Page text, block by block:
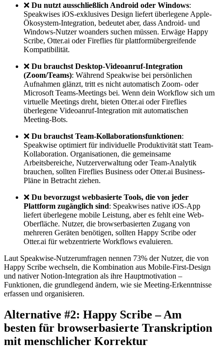
❌ Du nutzt ausschließlich Android oder Windows:
Speakwises iOS-exklusives Design liefert überlegene Apple-
Ökosystem-Integration, bedeutet aber, dass Android- und
Windows-Nutzer woanders suchen müssen. Erwäge Happy
Scribe, Otter.ai oder Fireflies für plattformübergreifende
Kompatibilität.
❌ Du brauchst Desktop-Videoanruf-Integration
(Zoom/Teams): Während Speakwise bei persönlichen
Aufnahmen glänzt, tritt es nicht automatisch Zoom- oder
Microsoft Teams-Meetings bei. Wenn dein Workflow sich um
virtuelle Meetings dreht, bieten Otter.ai oder Fireflies
überlegene Videoanruf-Integration mit automatischen
Meeting-Bots.
❌ Du brauchst Team-Kollaborationsfunktionen:
Speakwise optimiert für individuelle Produktivität statt Team-
Kollaboration. Organisationen, die gemeinsame
Arbeitsbereiche, Nutzerverwaltung oder Team-Analytik
brauchen, sollten Fireflies Business oder Otter.ai Business-
Pläne in Betracht ziehen.
❌ Du bevorzugst webbasierte Tools, die von jeder
Plattform zugänglich sind: Speakwises native iOS-App
liefert überlegene mobile Leistung, aber es fehlt eine Web-
Oberfläche. Nutzer, die browserbasierten Zugang von
mehreren Geräten benötigen, sollten Happy Scribe oder
Otter.ai für webzentrierte Workflows evaluieren.
Laut Speakwise-Nutzerumfragen nennen 73% der Nutzer, die von
Happy Scribe wechseln, die Kombination aus Mobile-First-Design
und nativer Notion-Integration als ihre Hauptmotivation –
Funktionen, die grundlegend ändern, wie sie Meeting-Erkenntnisse
erfassen und organisieren.
Alternative #2: Happy Scribe – Am
besten für browserbasierte Transkription
mit menschlicher Korrektur